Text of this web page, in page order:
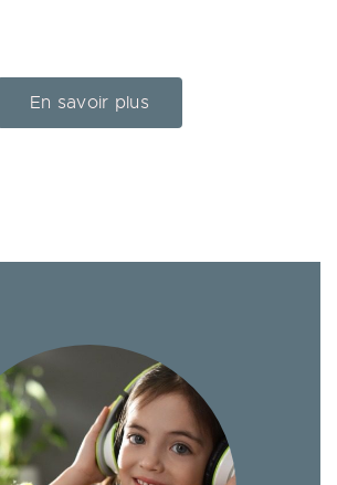
En savoir plus